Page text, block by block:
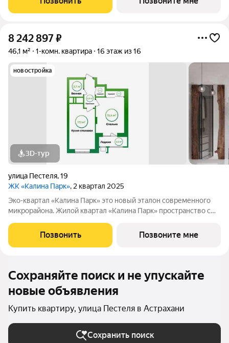
и развитой, продуманной
8 242 897₽
46,1 м² 1-комн. квартира 16 этаж из 16
новостройка
3D-тур
улица Пестеля,19
ЖК «Калина Парк», 2 квартал 2025
Эко-квартал «Калина Парк» это новый эталон современного
микрорайона. Жилой квартал «Калина Парк» пространство с
эргономичными планировками квартир, безопасными дворами
и развитой, продуманной
Позвонить Позвоните мне
Сохраняйте поиск и не упускайте
новые объявления
Купить квартиру, улица Пестеля в Астрахани
Сохранить поиск